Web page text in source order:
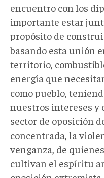
encuentro con los
importante estar
propósito de
basando esta unión
territorio,
energía que
como pueblo,
nuestros intereses y
sector de oposición
concentrada, la
venganza, de
cultivan el espíritu